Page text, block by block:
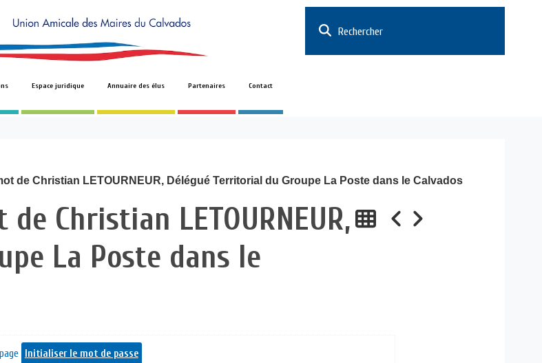
Rechercher
Espace juridique Annuaire des élus Partenaires Contact
de Christian LETOURNEUR, Délégué Territorial du Groupe La Poste dans le Calvados
Christian LETOURNEUR,
La Poste dans le
Initialiser le mot de passe